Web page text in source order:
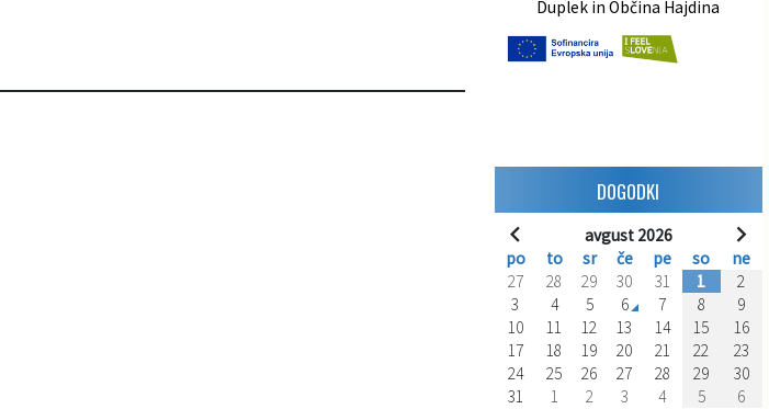
Duplek in Občina Hajdina
DOGODKI
avgust 2026
po
to sr če pe so
ne
27
28 29 30 31 1
2
3
4 5 6 7 8
9
10
11 12 13 14 15
16
17
18 19 20 21 22
23
24
25 26 27 28 29
30
31
1 2 3 4 5 6